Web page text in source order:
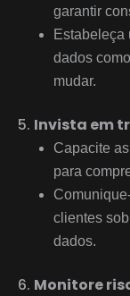
garantir
Estabeleça
dados
mudar.
Invista em
Capacite
para
clientes
dados.
Monitore